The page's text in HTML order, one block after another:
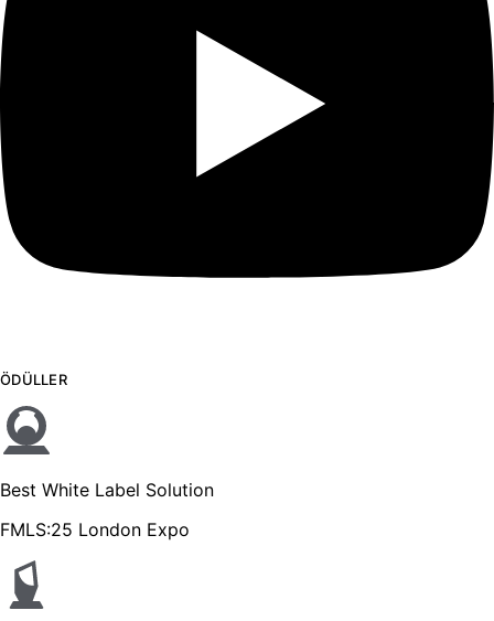
ÖDÜLLER
Best White Label Solution
FMLS:25 London Expo